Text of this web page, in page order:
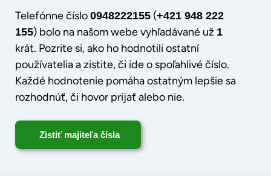
Telefónne číslo 0948222155(+421 948 222
155) bolo na našom webe vyhľadávané už 1
krát. Pozrite si, ako ho hodnotili ostatní
používatelia a zistite, či ide o spoľahlivé číslo.
Každé hodnotenie pomáha ostatným lepšie sa
rozhodnúť, či hovor prijať alebo nie.
Zistiť majiteľa čísla